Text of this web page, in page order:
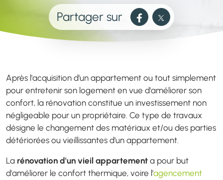
Partager sur
Après l'acquisition d'un appartement ou tout simplement
pour entretenir son logement en vue d'améliorer son
confort, la rénovation constitue un investissement non
négligeable pour un propriétaire. Ce type de travaux
désigne le changement des matériaux et/ou des parties
détériorées ou vieillissantes d'un appartement.
La rénovation d'un vieil appartement a pour but
d'améliorer le confort thermique, voire l'agencement